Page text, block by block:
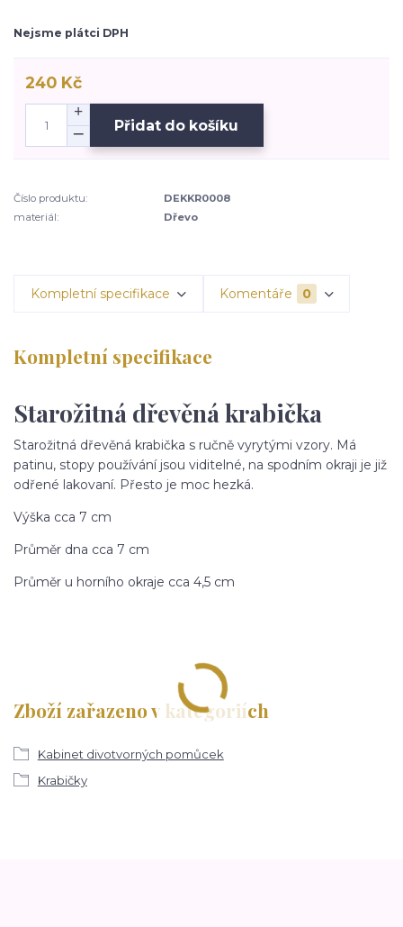
Nejsme plátci DPH
240 Kč
Přidat do košíku
Číslo produktu:
DEKKR0008
materiál:
Dřevo
Kompletní specifikace Komentáře 0
Kompletní specifikace
Starožitná dřevěná krabička
Starožitná dřevěná krabička s ručně vyrytými vzory. Má
patinu, stopy používání jsou viditelné, na spodním okraji je již
odřené lakovaní. Přesto je moc hezká.
Výška cca 7 cm
Průměr dna cca 7 cm
Průměr u horního okraje cca 4,5 cm
Zboží zařazeno v kategoriích
Kabinet divotvorných pomůcek
Krabičky